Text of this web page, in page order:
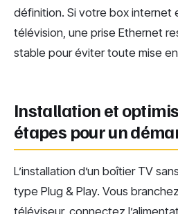
définition. Si votre box internet
télévision, une prise Ethernet
stable pour éviter toute mise
Installation et
étapes pour un
L’installation d’un boîtier TV
type Plug & Play. Vous
téléviseur, connectez